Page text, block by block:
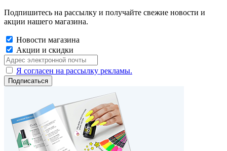
Подпишитесь на рассылку и получайте свежие новости и
акции нашего магазина.
Новости магазина
Акции и скидки
Я согласен на рассылку рекламы.